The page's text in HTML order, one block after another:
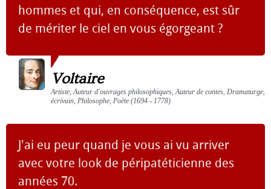
hommes et qui, en conséquence, est sûr
de mériter le ciel en vous égorgeant ?
Voltaire
Artiste, Auteur d'ouvrages philosophiques, Auteur de contes, Dramaturge,
écrivain, Philosophe, Poète (1694 - 1778)
J'ai eu peur quand je vous ai vu arriver
avec votre look de péripatéticienne des
années 70.